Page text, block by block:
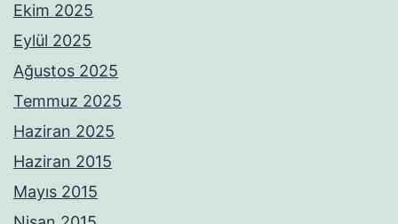
Ekim 2025
Eylül 2025
Ağustos 2025
Temmuz 2025
Haziran 2025
Haziran 2015
Mayıs 2015